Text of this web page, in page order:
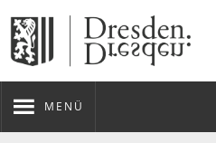
MENÜ